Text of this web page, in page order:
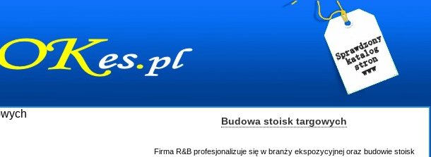
Budowa stoisk targowych
Firma R&B profesjonalizuje się w branży ekspozycyjnej oraz budowie stoisk